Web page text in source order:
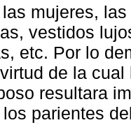
mujeres,
vestidos
etc. Por lo
de la
resultara
parientes